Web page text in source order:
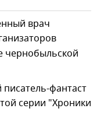
врач
чернобыльской
фантаст
серии "Хроники